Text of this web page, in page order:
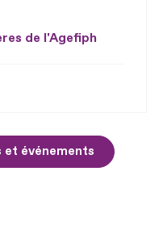
de l'Agefiph
événements